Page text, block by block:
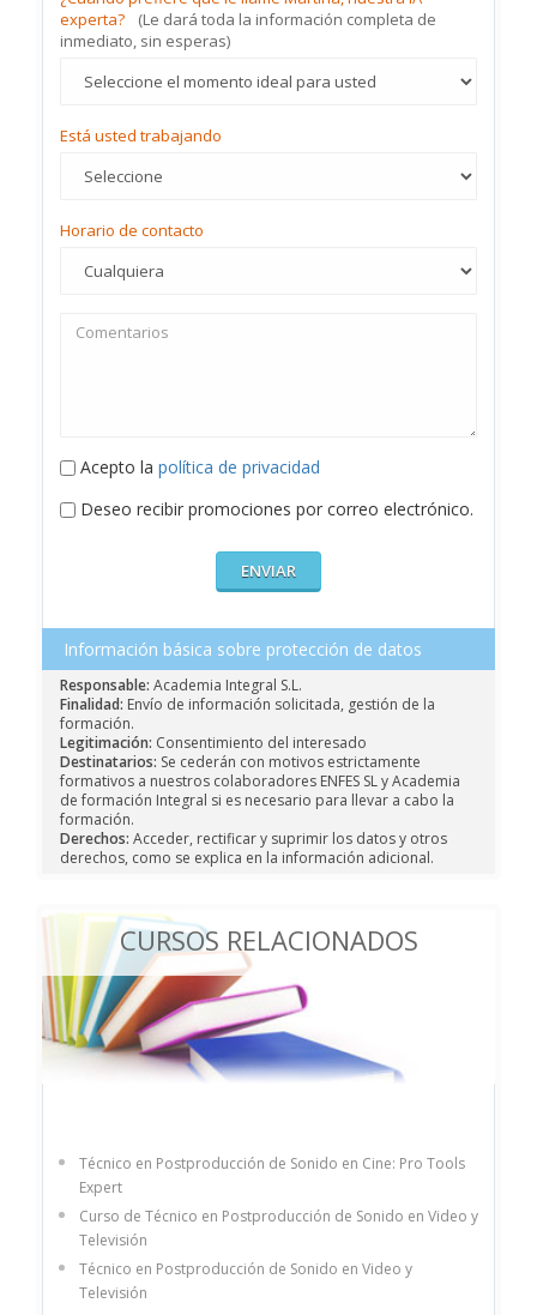
experta?
(Le dará toda la información completa de
inmediato, sin esperas)
Está usted trabajando
Horario de contacto
Acepto la política de privacidad
Deseo recibir promociones por correo electrónico.
Información básica sobre protección de datos
Responsable: Academia Integral S.L.
Finalidad: Envío de información solicitada, gestión de la
formación.
Legitimación: Consentimiento del interesado
Destinatarios: Se cederán con motivos estrictamente
formativos a nuestros colaboradores ENFES SL y Academia
de formación Integral si es necesario para llevar a cabo la
formación.
Derechos: Acceder, rectificar y suprimir los datos y otros
derechos, como se explica en la información adicional.
CURSOS RELACIONADOS
Técnico en Postproducción de Sonido en Cine: Pro Tools
Expert
Curso de Técnico en Postproducción de Sonido en Video y
Televisión
Técnico en Postproducción de Sonido en Video y
Televisión